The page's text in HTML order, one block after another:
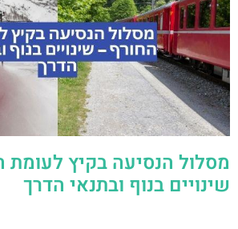
מסלול הנסיעה בקיץ לעומת
שינויים בנוף ובתנאי הדרך